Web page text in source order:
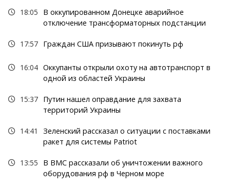
18:05
В оккупированном Донецке аварийное
отключение трансформаторных подстанции
17:57 Граждан США призывают покинуть рф
16:04 Оккупанты открыли охоту на автотранспорт в
одной из областей Украины
15:37 Путин нашел оправдание для захвата
территорий Украины
14:41
Зеленский рассказал о ситуации с поставками
ракет для системы Patriot
13:55
В ВМС рассказали об уничтожении важного
оборудования рф в Черном море